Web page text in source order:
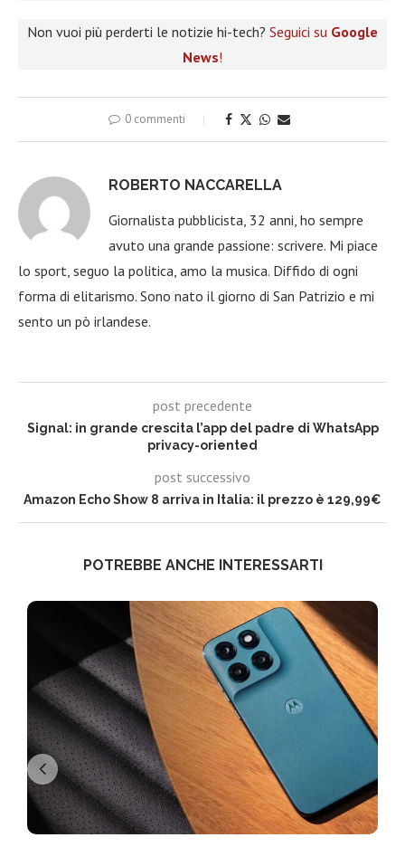
Non vuoi più perderti le notizie hi-tech? Seguici su Google
News!
0 commenti
ROBERTO NACCARELLA
Giornalista pubblicista, 32 anni, ho sempre
avuto una grande passione: scrivere. Mi piace
lo sport, seguo la politica, amo la musica. Diffido di ogni
forma di elitarismo. Sono nato il giorno di San Patrizio e mi
sento un pò irlandese.
post precedente
Signal: in grande crescita l’app del padre di WhatsApp
privacy-oriented
post successivo
Amazon Echo Show 8 arriva in Italia: il prezzo è 129,99€
POTREBBE ANCHE INTERESSARTI